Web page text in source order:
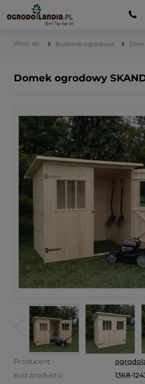
Budowle ogrodowe
Domek ogrodowy
Producent:
Kod produktu:
1368-